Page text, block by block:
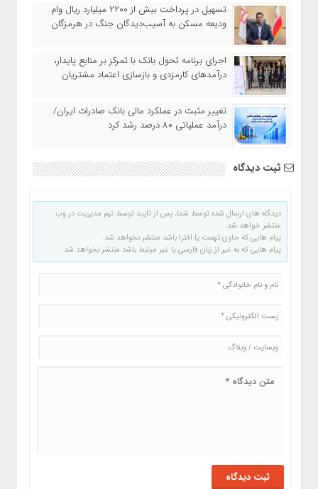
تسهیل در پرداخت بیش از ۲۲۰۰ میلیارد ریال وام
ودیعه مسکن به آسیب‌دیدگان جنگ در هرمزگان
اجرای برنامه تحول بانک با تمرکز بر منابع پایدار،
درآمدهای کارمزدی و بازسازی اعتماد مشتریان
تغییر مثبت در عملکرد مالی بانک صادرات ایران/
درآمد عملیاتی ۸۰ درصد رشد کرد
ثبت دیدگاه
دیدگاه های ارسال شده توسط شما، پس از تایید توسط تیم مدیریت در وب
منتشر خواهد شد.
پیام هایی که حاوی تهمت یا افترا باشد منتشر نخواهد شد.
پیام هایی که به غیر از زبان فارسی یا غیر مرتبط باشد منتشر نخواهد شد.